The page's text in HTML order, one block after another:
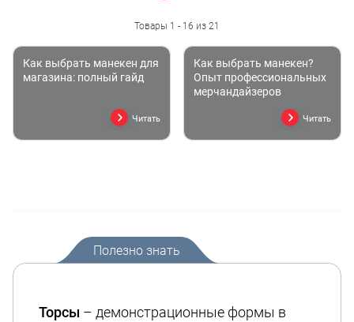
Товары 1 - 16 из 21
Как выбрать манекен для
магазина: полный гайд
Читать
Как выбрать манекен?
Опыт профессиональных
мерчандайзеров
Читать
Полезно знать
Торсы – демонстрационные формы в